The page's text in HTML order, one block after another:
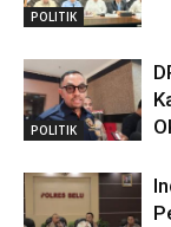
POLITIK
POLITIK